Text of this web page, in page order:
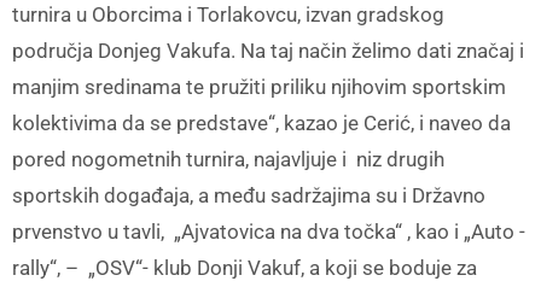
turnira u Oborcima i Torlakovcu, izvan gradskog
područja Donjeg Vakufa. Na taj način želimo dati značaj i
manjim sredinama te pružiti priliku njihovim sportskim
kolektivima da se predstave“, kazao je Cerić, i naveo da
pored nogometnih turnira, najavljuje i niz drugih
sportskih događaja, a među sadržajima su i Državno
prvenstvo u tavli, „Ajvatovica na dva točka“ , kao i „Auto -
rally“, – „OSV“- klub Donji Vakuf, a koji se boduje za